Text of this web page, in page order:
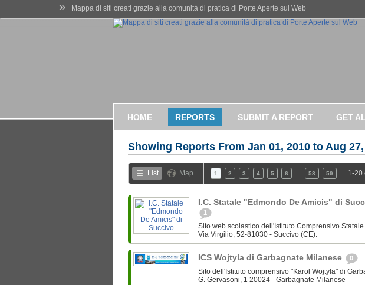
» Mappa di siti creati grazie alla comunità di pratica di Porte Aperte sul Web
HOME REPORTS SUBMIT A REPORT GET
Showing Reports From Jan 01, 2010 to Aug
List Map 1 2 3 4 5 6 58 59 1-20
I.C. Statale "Edmondo De Amicis" di
1
Sito web scolastico dell'Istituto Comprensivo
Via Virgilio, 52-81030 - Succivo (CE).
ICS Wojtyla di Garbagnate Milanese 0
Sito dell'Istituto comprensivo "Karol Wojtyla" di
G. Gervasoni, 1 20024 - Garbagnate Milanese